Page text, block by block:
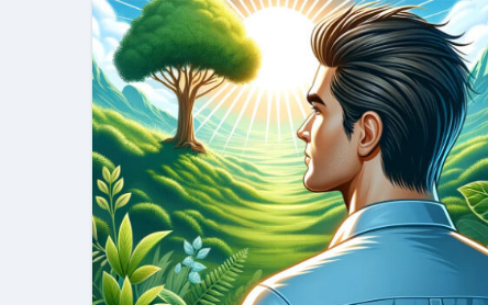
『葬送のフリーレン』の学び
リサイクル業者の無料回収・
山梨県震度6弱と富士山噴火の
青森県震度6とベネゼエラM7
Cookie同意管理ツール「
金融ブラックでも毎日「ビッ
【輸入消費税】輸入に消費税